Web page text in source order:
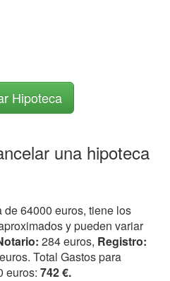
Hipoteca
una hipoteca
64000 euros, tiene los
y pueden variar
284 euros, Registro:
Total Gastos para
euros: 742 €.